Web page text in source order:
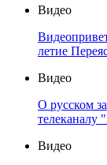
Видео
летие
Видео
О русском
телеканалу
Видео